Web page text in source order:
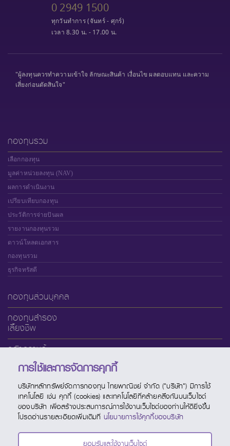
0 2949 1500
ทุกวันทำการ (จันทร์ - ศุกร์)
เวลา 8.30 น. - 17.00 น.
"ผู้ลงทุนควรทำความเข้าใจ ลักษณะสินค้า เงื่อนไข ผลตอบแทน และความ
เสี่ยงก่อนตัดสินใจ"
กองทุนรวม
เลือกกองทุน
มูลค่าหน่วยลงทุน (NAV)
ผลการดำเนินงาน
เปรียบเทียบกองทุน
ประวัติการจ่ายปันผล
รายงานกองทุนรวม
ดาวน์โหลดเอกสาร
กองทุนรวม
ธุรกิจทรัสตี
กองทุนส่วนบุคคล
กองทุนสำรอง
เลี้ยงชีพ
คลังความรู้
เกี่ยวกับ SCBAM
บริการออนไลน์
ช่องทางบริการ
ปฏิทินกองทุน
การใช้และการจัดการคุกกี้
บริษัทหลักทรัพย์จัดการกองทุน ไทยพาณิชย์ จำกัด ("บริษัท") มีการใช้
เทคโนโลยี เช่น คุกกี้ (cookies) และเทคโนโลยีที่คล้ายคลึงกันบนเว็บไซต์
ของบริษัท เพื่อสร้างประสบการณ์การใช้งานเว็บไซต์ของท่านให้ดียิ่งขึ้น
โปรดอ่านรายละเอียดเพิ่มเติมที่ นโยบายการใช้คุกกี้ของบริษัท
ยอมรับและใช้งานเว็บไซต์